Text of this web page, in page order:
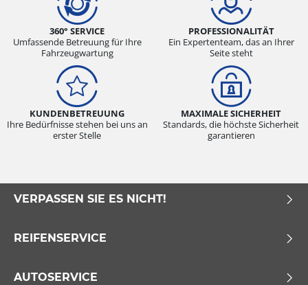
360° SERVICE
Umfassende Betreuung für Ihre
Fahrzeugwartung
PROFESSIONALITÄT
Ein Expertenteam, das an Ihrer
Seite steht
KUNDENBETREUUNG
Ihre Bedürfnisse stehen bei uns an
erster Stelle
MAXIMALE SICHERHEIT
Standards, die höchste Sicherheit
garantieren
VERPASSEN SIE ES NICHT!
REIFENSERVICE
AUTOSERVICE